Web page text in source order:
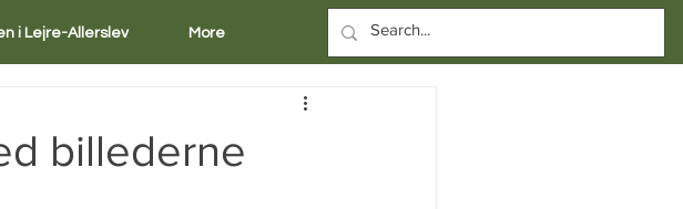
i Lejre-Allerslev More
billederne